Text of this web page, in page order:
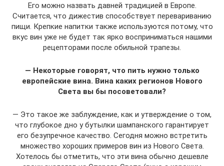
Его можно назвать давней традицией в Европе.
Считается, что дижестив способствует перевариванию
пищи. Крепкие напитки также используются потому, что
вкус вин уже не будет так ярко восприниматься нашими
рецепторами после обильной трапезы.
— Некоторые говорят, что пить нужно только
европейские вина. Вина каких регионов Нового
Света вы бы посоветовали?
— Это такое же заблуждение, как и утверждение о том,
что глубокое дно у бутылки шампанского гарантирует
его безупречное качество. Сегодня можно встретить
множество хороших примеров вин из Нового Света.
Хотелось бы отметить, что эти вина обычно дешевле